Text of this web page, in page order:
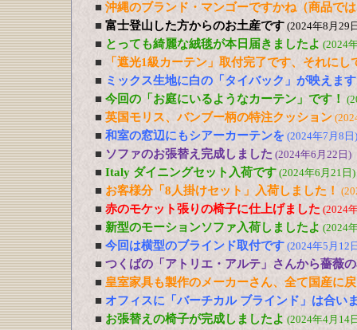
■ 沖縄のブランド・マンゴーですかね（商品で
■ 富士登山した方からのお土産です (2024年8月29
■ とっても綺麗な絨毯が本日届きましたよ (2024
■
「遮光1級カーテン」取付完了です、それに
■ ミックス生地に白の「タイバック」が映えま
■ 今回の「お庭にいるようなカーテン」です！
■ 英国モリス、バンブー柄の特注クッション
■ 和室の窓辺にもシアーカーテンを (2024年7月8日)
■ ソファのお張替え完成しました (2024年6月22日)
■ Italy ダイニングセット入荷です (2024年6月21日)
■ お客様分「8人掛けセット」入荷しました！
■ 赤のモケット張りの椅子に仕上げました (2024
■ 新型のモーションソファ入荷しましたよ (2024
■ 今回は横型のブラインド取付です (2024年5月12
■ つくばの「アトリエ・アルテ」さんから薔薇
■ 皇室家具も製作のメーカーさん、全て国産に
■ オフィスに「バーチカル ブラインド」は合い
■ お張替えの椅子が完成しましたよ (2024年4月14